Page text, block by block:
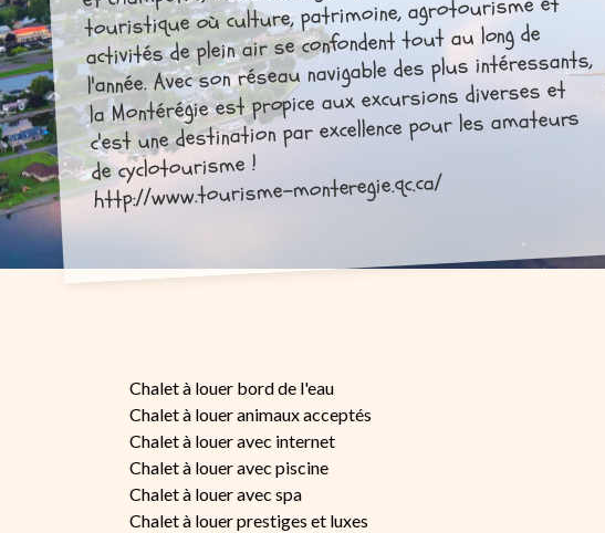
touristique où culture, patrimoine, agrotourisme et
activités de plein air se confondent tout au long de
l'année. Avec son réseau navigable des plus intéressants,
la Montérégie est propice aux excursions diverses et
c'est une destination par excellence pour les amateurs
de cyclotourisme !
http://www.tourisme-monteregie.qc.ca/
Chalet à louer bord de l'eau
Chalet à louer animaux acceptés
Chalet à louer avec internet
Chalet à louer avec piscine
Chalet à louer avec spa
Chalet à louer prestiges et luxes